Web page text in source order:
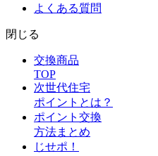
よくある質問
閉じる
交換商品
TOP
次世代住宅
ポイントとは？
ポイント交換
方法まとめ
じせポ！